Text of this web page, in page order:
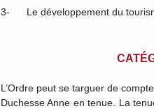
3- Le développement du
L’Ordre peut se targuer de
Duchesse Anne en tenue. La